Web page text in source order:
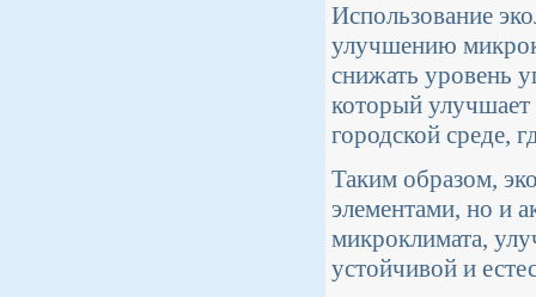
Использование
улучшению
снижать уровень
который улучшает
городской среде,
Таким образом,
элементами, но и
микроклимата,
устойчивой и